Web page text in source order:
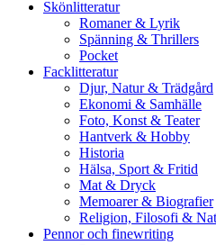
Skönlitteratur
Romaner & Lyrik
Spänning & Thrillers
Pocket
Facklitteratur
Djur, Natur & Trädgård
Ekonomi & Samhälle
Foto, Konst & Teater
Hantverk & Hobby
Historia
Hälsa, Sport & Fritid
Mat & Dryck
Memoarer & Biografier
Religion, Filosofi &
Pennor och finewriting